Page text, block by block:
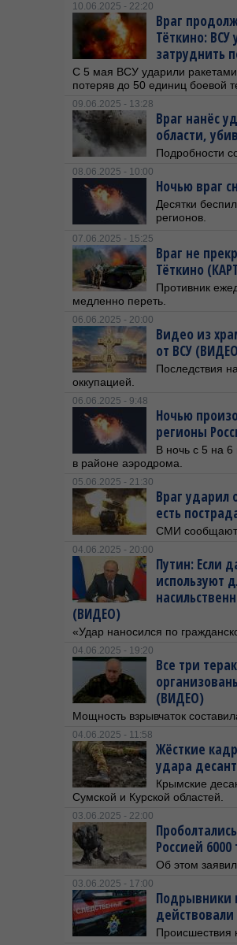
10.06.2025 - 22:20
Враг
Тёткино:
затруднить
С 5 мая ВСУ ударили ракетами
потеряв до 50 единиц боевой
09.06.2025 - 13:28
Враг нанёс
области,
Подробности
08.06.2025 - 10:00
Ночью враг
Десятки
регионов.
07.06.2025 - 15:25
Враг не
Тёткино
Противник
медленно переть.
06.06.2025 - 20:00
Видео из
от ВСУ
Последствия
оккупацией.
06.06.2025 - 9:48
Ночью
регионы
В ночь с 5 на
в районе аэродрома.
05.06.2025 - 21:30
Враг ударил
есть
СМИ сообщают,
04.06.2025 - 20:00
Путин: Если
используют
(ВИДЕО)
«Удар наносился по
04.06.2025 - 19:20
Все три
(ВИДЕО)
Мощность взрывчаток
04.06.2025 - 11:58
Жёсткие
удара
Крымские
Сумской и Курской областей.
03.06.2025 - 22:00
Россией
Об этом
03.06.2025 - 17:00
Подрывники
Происшествия